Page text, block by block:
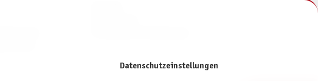
Datenschutzeinstellungen